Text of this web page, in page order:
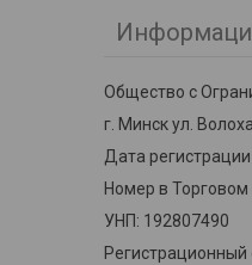
Общество с
г. Минск ул.
Дата
Номер в Торговом
УНП: 192807490